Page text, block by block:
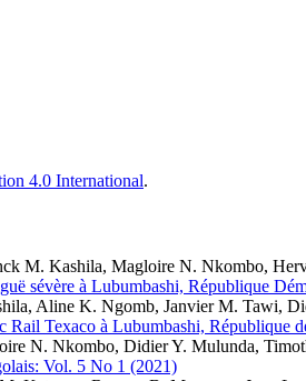
4.0 International.
M. Kashila, Magloire N. Nkombo,
sévère à Lubumbashi, République
Aline K. Ngomb, Janvier M. Tawi,
Rail Texaco à Lubumbashi, République
N. Nkombo, Didier Y. Mulunda,
Vol. 5 No 1 (2021)